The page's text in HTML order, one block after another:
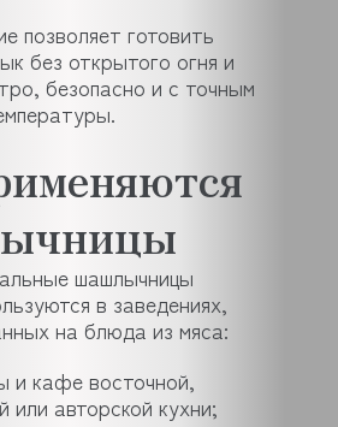
позволяет готовить
без открытого огня и
безопасно и с точным
шашлычницы
в заведениях,
на блюда из мяса:
и кафе восточной,
или авторской кухни;